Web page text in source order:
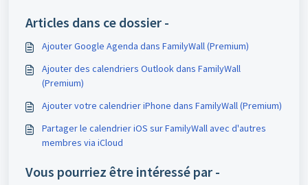
Articles dans ce dossier -
Ajouter Google Agenda dans FamilyWall (Premium)
Ajouter des calendriers Outlook dans FamilyWall
(Premium)
Ajouter votre calendrier iPhone dans FamilyWall (Premium)
Partager le calendrier iOS sur FamilyWall avec d'autres
membres via iCloud
Vous pourriez être intéressé par -